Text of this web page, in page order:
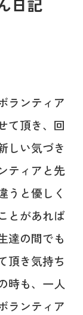
日記
ランティア
て頂き、回
しい気づき
ティアと先
うと優しく
とがあれば
達の間でも
頂き気持ち
時も、一人
ランティア